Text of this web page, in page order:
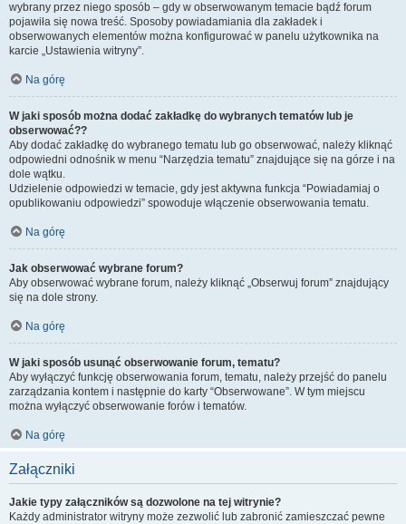
wybrany przez niego sposób – gdy w obserwowanym temacie bądź forum
pojawiła się nowa treść. Sposoby powiadamiania dla zakładek i
obserwowanych elementów można konfigurować w panelu użytkownika na
karcie „Ustawienia witryny”.
Na górę
W jaki sposób można dodać zakładkę do wybranych tematów lub je
obserwować??
Aby dodać zakładkę do wybranego tematu lub go obserwować, należy kliknąć
odpowiedni odnośnik w menu “Narzędzia tematu” znajdujące się na górze i na
dole wątku.
Udzielenie odpowiedzi w temacie, gdy jest aktywna funkcja “Powiadamiaj o
opublikowaniu odpowiedzi” spowoduje włączenie obserwowania tematu.
Na górę
Jak obserwować wybrane forum?
Aby obserwować wybrane forum, należy kliknąć „Obserwuj forum” znajdujący
się na dole strony.
Na górę
W jaki sposób usunąć obserwowanie forum, tematu?
Aby wyłączyć funkcję obserwowania forum, tematu, należy przejść do panelu
zarządzania kontem i następnie do karty “Obserwowane”. W tym miejscu
można wyłączyć obserwowanie forów i tematów.
Na górę
Załączniki
Jakie typy załączników są dozwolone na tej witrynie?
Każdy administrator witryny może zezwolić lub zabronić zamieszczać pewne